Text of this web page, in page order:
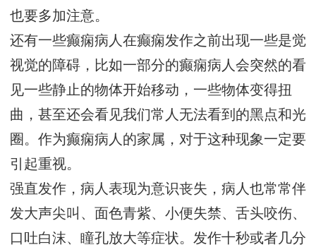
也要多加注意。
还有一些癫痫病人在癫痫发作之前出现一些是觉
视觉的障碍，比如一部分的癫痫病人会突然的看
见一些静止的物体开始移动，一些物体变得扭
曲，甚至还会看见我们常人无法看到的黑点和光
圈。作为癫痫病人的家属，对于这种现象一定要
引起重视。
强直发作，病人表现为意识丧失，病人也常常伴
发大声尖叫、面色青紫、小便失禁、舌头咬伤、
口吐白沫、瞳孔放大等症状。发作十秒或者几分